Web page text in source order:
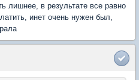
лишнее, в результате все равно
инет очень нужен был,